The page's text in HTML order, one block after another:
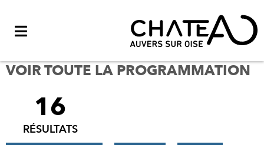
VOIR TOUTE LA PROGRAMMATION
FILTRER
RÉSULTATS
16
RÉSULTATS